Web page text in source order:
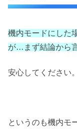
機内モードにした
が…まず結論から
安心してください。
というのも機内モ